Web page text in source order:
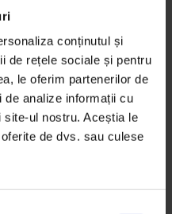
conținutul și
de rețele sociale și pentru
le oferim partenerilor de
de analize informații cu
ul nostru. Aceștia le
de dvs. sau culese
iregularităţile
nicio reacţie din
internaţionale. Ce
distinge între local
votat şase, ori chiar
vreunei liste
Scopul scuză
este doar câştigarea